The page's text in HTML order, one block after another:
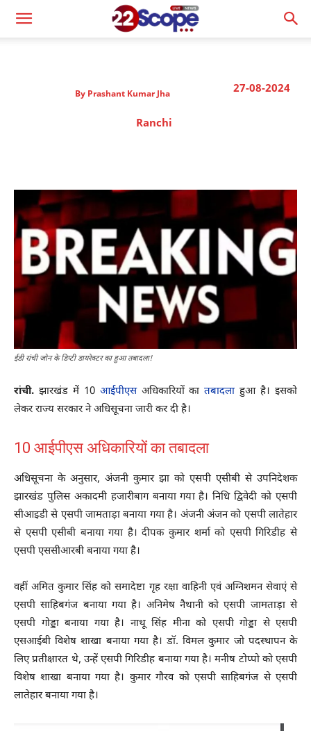
27-08-2024
By Prashant Kumar Jha
Ranchi
ईडी रांची जोन के डिप्टी डायरेक्टर का हुआ तबादला!
रांची. झारखंड में 10 आईपीएसअधिकारियों कातबादलाहुआ है। इसको
लेकर राज्य सरकार ने अधिसूचना जारी कर दी है।
10 आईपीएस अधिकारियों का तबादला
अधिसूचना के अनुसार, अंजनी कुमार झा को एसपी एसीबी से उपनिदेशक
झारखंड पुलिस अकादमी हजारीबाग बनाया गया है। निधि द्विवेदी को एसपी
सीआइडी से एसपी जामताड़ा बनाया गया है। अंजनी अंजन को एसपी लातेहार
से एसपी एसीबी बनाया गया है। दीपक कुमार शर्मा को एसपी गिरिडीह से
एसपी एससीआरबी बनाया गया है।
वहीं अमित कुमार सिंह को समादेष्टा गृह रक्षा वाहिनी एवं अग्निशमन सेवाएं से
एसपी साहिबगंज बनाया गया है। अनिमेष नैथानी को एसपी जामताड़ा से
एसपी गोड्डा बनाया गया है। नाथू सिंह मीना को एसपी गोड्डा से एसपी
एसआईबी विशेष शाखा बनाया गया है। डॉ. विमल कुमार जो पदस्थापन के
लिए प्रतीक्षारत थे, उन्हें एसपी गिरिडीह बनाया गया है। मनीष टोप्पो को एसपी
विशेष शाखा बनाया गया है। कुमार गौरव को एसपी साहिबगंज से एसपी
लातेहार बनाया गया है।